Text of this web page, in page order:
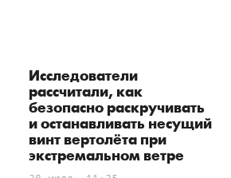
Исследователи
рассчитали, как
безопасно раскручивать
и останавливать несущий
винт вертолёта при
экстремальном ветре